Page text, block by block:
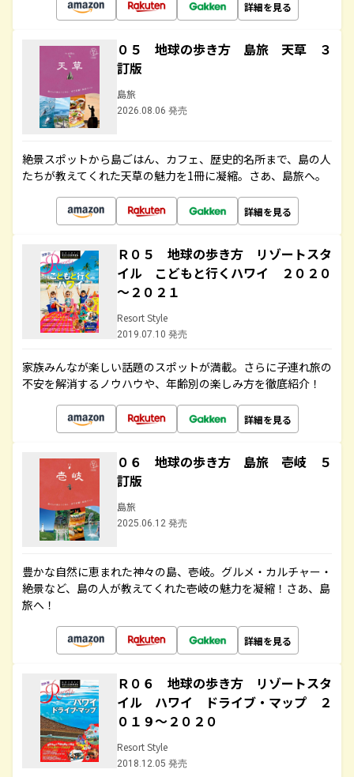
詳細を見る
０５ 地球の歩き方 島旅 天草 ３
訂版
島旅
2026.08.06 発売
絶景スポットから島ごはん、カフェ、歴史的名所まで、島の人
たちが教えてくれた天草の魅力を1冊に凝縮。さあ、島旅へ。
詳細を見る
Ｒ０５ 地球の歩き方 リゾートスタ
イル こどもと行くハワイ ２０２０
～２０２１
Resort Style
2019.07.10 発売
家族みんなが楽しい話題のスポットが満載。さらに子連れ旅の
不安を解消するノウハウや、年齢別の楽しみ方を徹底紹介！
詳細を見る
０６ 地球の歩き方 島旅 壱岐 ５
訂版
島旅
2025.06.12 発売
豊かな自然に恵まれた神々の島、壱岐。グルメ・カルチャー・
絶景など、島の人が教えてくれた壱岐の魅力を凝縮！さあ、島
旅へ！
詳細を見る
Ｒ０６ 地球の歩き方 リゾートスタ
イル ハワイ ドライブ・マップ ２
０１９～２０２０
Resort Style
2018.12.05 発売